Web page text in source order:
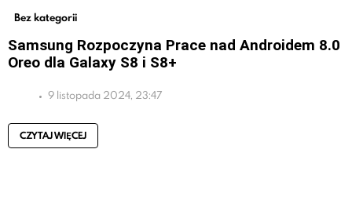
Bez kategorii
Samsung Rozpoczyna Prace nad Androidem 8.0
Oreo dla Galaxy S8 i S8+
9 listopada 2024, 23:47
CZYTAJ WIĘCEJ